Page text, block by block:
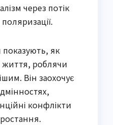
через потік
як
життя, роблячи
Він заохочує
конфлікти